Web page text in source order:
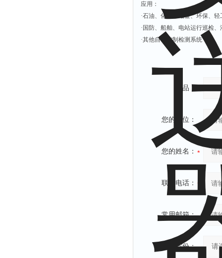
应用：
·石油、化工、冶金、环保、轻
·国防、船舶、电站运行巡检
·其他自动控制检测系统
产品：
您的单位：
您的姓名：
联系电话：
常用邮箱：
省份：